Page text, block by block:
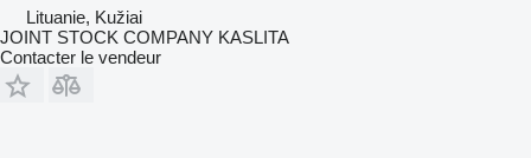
Lituanie, Kužiai
JOINT STOCK COMPANY KASLITA
Contacter le vendeur